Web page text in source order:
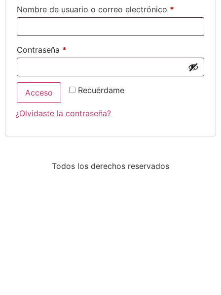
Nombre de usuario o correo electrónico *
Contraseña *
Recuérdame
Acceso
¿Olvidaste la contraseña?
Todos los derechos reservados